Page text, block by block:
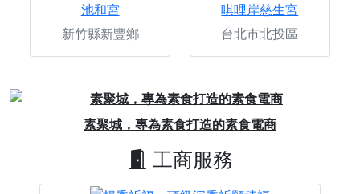
池和宮
新竹縣新豐鄉
唭哩岸慈生宮
台北市北投區
素聚城，專為素食打造的素食電商
Previous
工商服務